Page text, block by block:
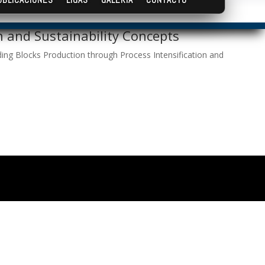
and Sustainability Concepts
Blocks Production through Process Intensification and